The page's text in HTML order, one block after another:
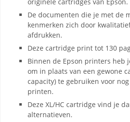
De documenten die je met de
kenmerken zich door
afdrukken.
Deze cartridge print tot 130
Binnen de Epson printers heb
om in plaats van een gewone
capacity) te gebruiken voor
printen.
Deze XL/HC cartridge vind je
alternatieven.